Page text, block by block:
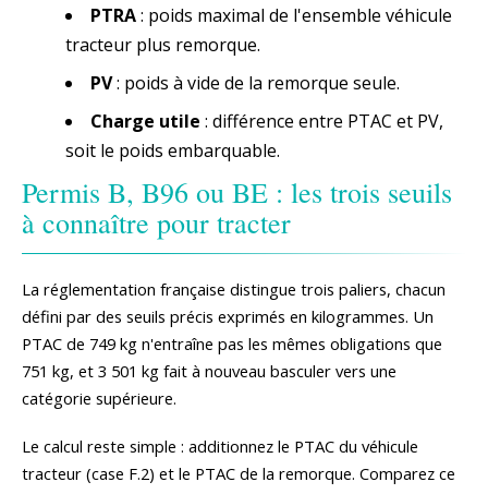
PTRA: poids maximal de l'ensemble véhicule
tracteur plus remorque.
PV: poids à vide de la remorque seule.
Charge utile : différence entre PTAC et PV,
soit le poids embarquable.
Permis B, B96 ou BE : les trois seuils
à connaître pour tracter
La réglementation française distingue trois paliers, chacun
défini par des seuils précis exprimés en kilogrammes. Un
PTAC de 749 kg n'entraîne pas les mêmes obligations que
751 kg, et 3 501 kg fait à nouveau basculer vers une
catégorie supérieure.
Le calcul reste simple : additionnez le PTAC du véhicule
tracteur (case F.2) et le PTAC de la remorque. Comparez ce